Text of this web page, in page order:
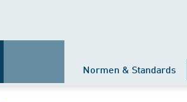
Normen & Standards